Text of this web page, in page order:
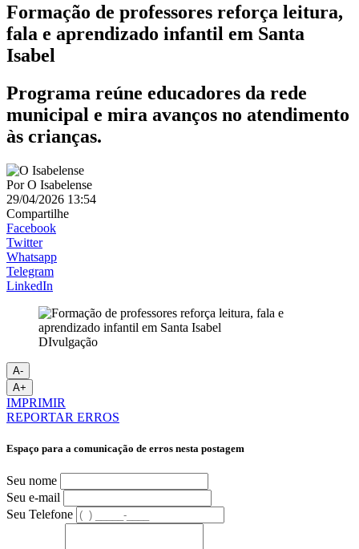
Formação de professores reforça leitura,
fala e aprendizado infantil em Santa
Isabel
Programa reúne educadores da rede
municipal e mira avanços no atendimento
às crianças.
PorO Isabelense
29/04/2026 13:54
Compartilhe
Facebook
Twitter
Whatsapp
Telegram
LinkedIn
DIvulgação
A-
A+
IMPRIMIR
REPORTAR ERROS
Espaço para a comunicação de erros nesta postagem
Seu nome
Seu e-mail
Seu Telefone